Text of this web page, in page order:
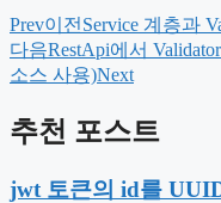
Prev이전 Service 계층과
다음RestApi에서
소스 사용)Next
추천 포스트
jwt 토큰의 id를